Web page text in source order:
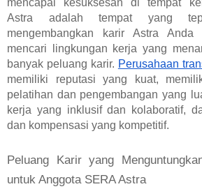
mencapai kesuksesan di tempat
Astra adalah tempat yang
mengembangkan karir Astra
mencari lingkungan kerja yang
banyak peluang karir. Perusahaan
memiliki reputasi yang kuat,
pelatihan dan pengembangan yang
kerja yang inklusif dan kolaboratif,
dan kompensasi yang kompetitif.
Peluang Karir yang
untuk Anggota SERA Astra